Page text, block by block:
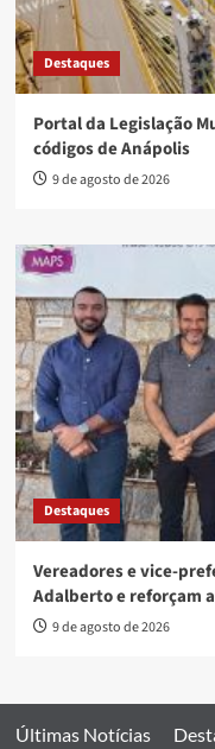
Destaques
Portal da Legislação
códigos de Anápolis
9 de agosto de 2026
Destaques
Vereadores e vice-
Adalberto e reforçam
9 de agosto de 2026
Últimas Notícias